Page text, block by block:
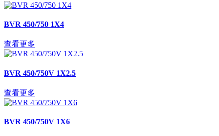
BVR 450/750 1X4
查看更多
BVR 450/750V 1X2.5
查看更多
BVR 450/750V 1X6